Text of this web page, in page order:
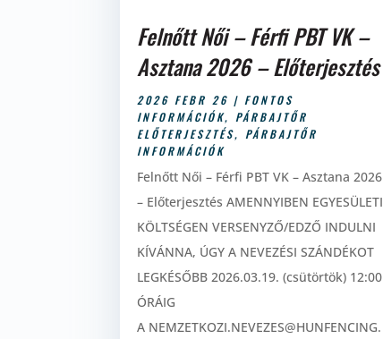
Felnőtt Női – Férfi PBT VK –
Asztana 2026 – Előterjesztés
2026 FEBR 26 | FONTOS
INFORMÁCIÓK, PÁRBAJTŐR
ELŐTERJESZTÉS, PÁRBAJTŐR
INFORMÁCIÓK
Felnőtt Női – Férfi PBT VK – Asztana 2026
– Előterjesztés AMENNYIBEN EGYESÜLETI
KÖLTSÉGEN VERSENYZŐ/EDZŐ INDULNI
KÍVÁNNA, ÚGY A NEVEZÉSI SZÁNDÉKOT
LEGKÉSŐBB 2026.03.19. (csütörtök) 12:00
ÓRÁIG
A NEMZETKOZI.NEVEZES@HUNFENCING.